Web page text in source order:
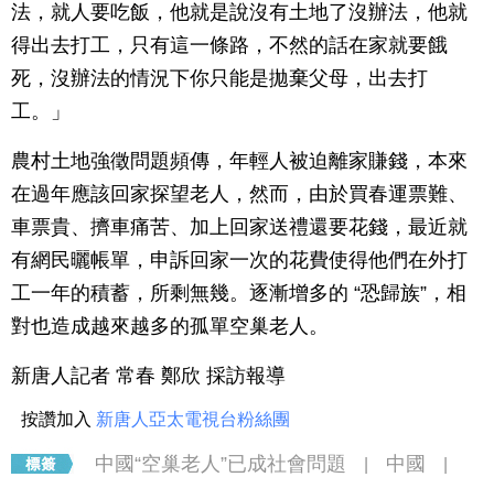
法，就人要吃飯，他就是說沒有土地了沒辦法，他就
得出去打工，只有這一條路，不然的話在家就要餓
死，沒辦法的情況下你只能是拋棄父母，出去打
工。」
農村土地強徵問題頻傳，年輕人被迫離家賺錢，本來
在過年應該回家探望老人，然而，由於買春運票難、
車票貴、擠車痛苦、加上回家送禮還要花錢，最近就
有網民曬帳單，申訴回家一次的花費使得他們在外打
工一年的積蓄，所剩無幾。逐漸增多的 “恐歸族”，相
對也造成越來越多的孤單空巢老人。
新唐人記者 常春 鄭欣 採訪報導
按讚加入 新唐人亞太電視台粉絲團
中國“空巢老人”已成社會問題 中國